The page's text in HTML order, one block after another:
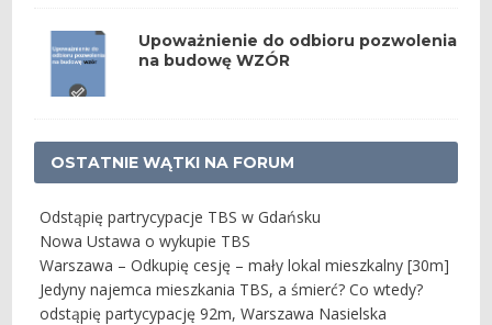
Upoważnienie do odbioru pozwolenia
na budowę WZÓR
OSTATNIE WĄTKI NA FORUM
Odstąpię partrycypacje TBS w Gdańsku
Nowa Ustawa o wykupie TBS
Warszawa – Odkupię cesję – mały lokal mieszkalny [30m]
Jedyny najemca mieszkania TBS, a śmierć? Co wtedy?
odstąpię partycypację 92m, Warszawa Nasielska